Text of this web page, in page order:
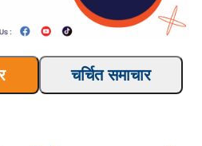
चर्चित समाचार